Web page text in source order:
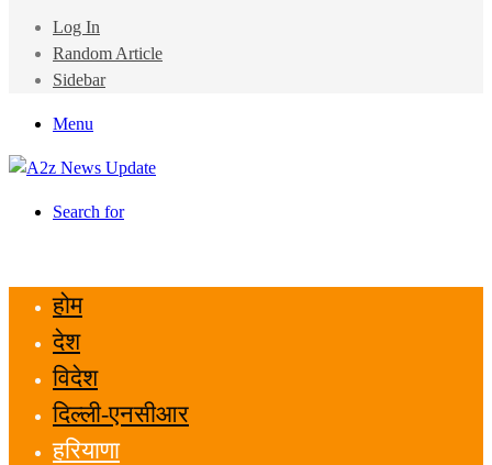
Log In
Random Article
Sidebar
Menu
Search for
होम
देश
विदेश
दिल्ली-एनसीआर
हरियाणा